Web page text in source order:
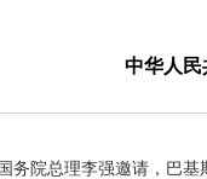
中华人民
务院总理李强邀请，巴基